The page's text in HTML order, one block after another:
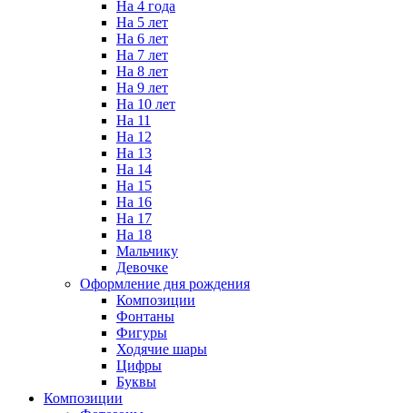
На 4 года
На 5 лет
На 6 лет
На 7 лет
На 8 лет
На 9 лет
На 10 лет
На 11
На 12
На 13
На 14
На 15
На 16
На 17
На 18
Мальчику
Девочке
Оформление дня рождения
Композиции
Фонтаны
Фигуры
Ходячие шары
Цифры
Буквы
Композиции